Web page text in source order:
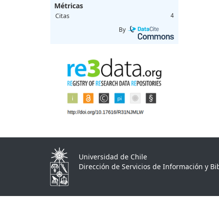
Métricas
Citas 4
By
Universidad de Chile
Dirección de Servicios de Información y